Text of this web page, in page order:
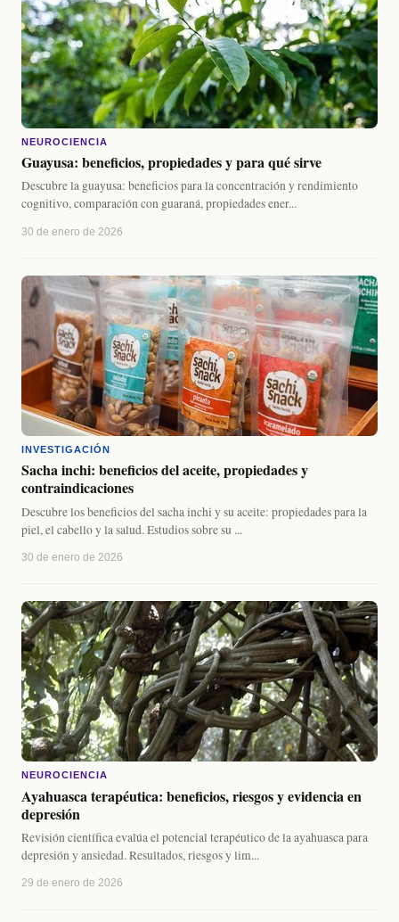
NEUROCIENCIA
Guayusa: beneficios, propiedades y para qué sirve
Descubre la guayusa: beneficios para la concentración y rendimiento
cognitivo, comparación con guaraná, propiedades ener...
30 de enero de 2026
INVESTIGACIÓN
Sacha inchi: beneficios del aceite, propiedades y
contraindicaciones
Descubre los beneficios del sacha inchi y su aceite: propiedades para la
piel, el cabello y la salud. Estudios sobre su ...
30 de enero de 2026
NEUROCIENCIA
Ayahuasca terapéutica: beneficios, riesgos y evidencia en
depresión
Revisión científica evalúa el potencial terapéutico de la ayahuasca para
depresión y ansiedad. Resultados, riesgos y lim...
29 de enero de 2026